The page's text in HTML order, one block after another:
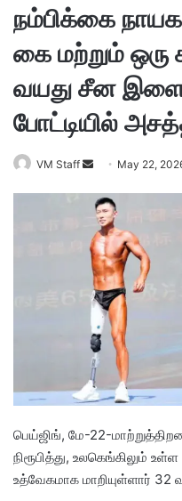
​நம்பிக்கை
கை மற்றும்
வயது சீன
போட்டியில்
VM Staff
n
d
a
n
e
m
a
i
l
May 22,
பெய்ஜிங், மே-22-
நிரூபித்து, உலகெங்கிலும்
உத்வேகமாக மாறியுள்ளார்